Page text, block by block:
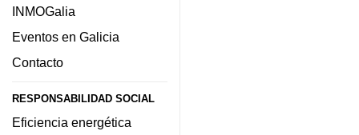
INMOGalia
Eventos en Galicia
Contacto
RESPONSABILIDAD SOCIAL
Eficiencia energética